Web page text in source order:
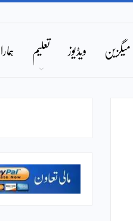
میگزین ویڈیوز تعلیم